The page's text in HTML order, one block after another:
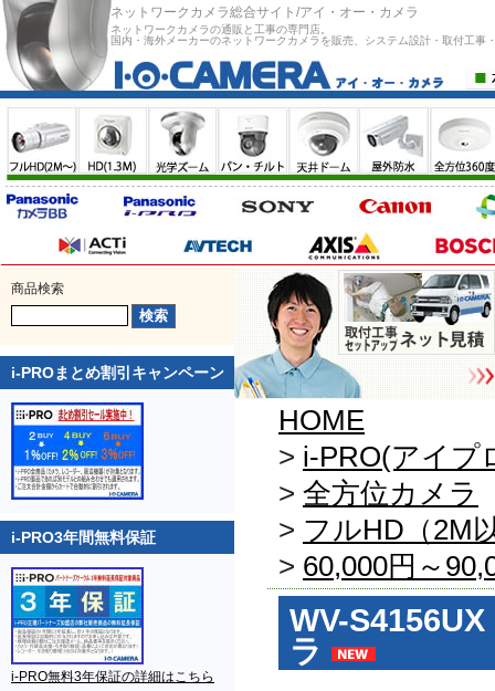
ネットワークカメラ総合サイト/アイ・オー・カメラ
ネットワークカメラの通販と工事の専門店。
国内・海外メーカーのネットワークカメラを販売、システム設計・取付工事
商品検索
i-PROまとめ割引キャンペーン
i-PRO3年間無料保証
i-PRO無料3年保証の詳細はこちら
HOME
> i-PRO(アイプ
> 全方位カメラ
> フルHD（2M
> 60,000円～
WV-
ラ